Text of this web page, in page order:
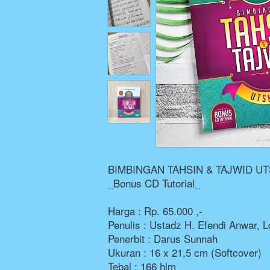
BIMBINGAN TAHSIN & TAJWID
_Bonus CD Tutorial_
Harga : Rp. 65.000 ,-
Penulis : Ustadz H. Efendi Anwar,
Penerbit : Darus Sunnah
Ukuran : 16 x 21,5 cm (Softcover)
Tebal : 166 hlm